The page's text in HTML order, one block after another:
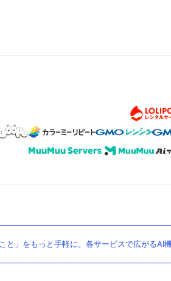
と」をもっと手軽に。各サービスで広がるAI